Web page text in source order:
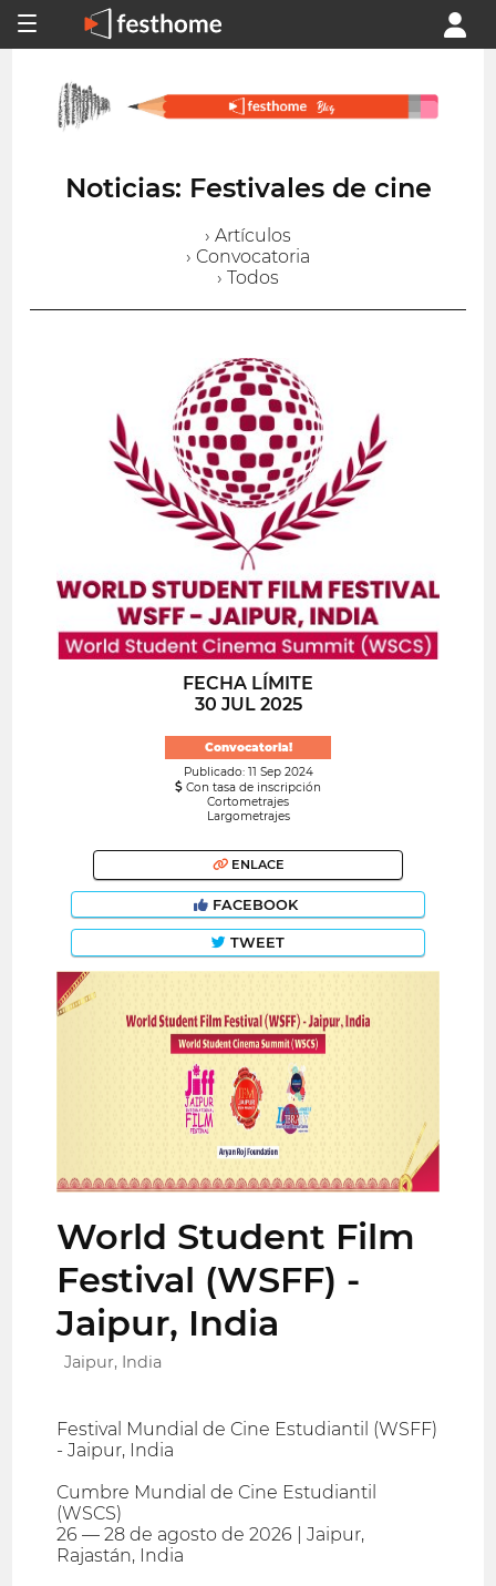
Noticias: Festivales de cine
› Artículos
› Convocatoria
› Todos
FECHA LÍMITE
30 JUL 2025
Convocatoria!
Publicado: 11 Sep 2024
Con tasa de inscripción
Cortometrajes
Largometrajes
ENLACE
FACEBOOK
TWEET
World Student Film
Festival (WSFF) -
Jaipur, India
Jaipur, India
Festival Mundial de Cine Estudiantil (WSFF)
- Jaipur, India
Cumbre Mundial de Cine Estudiantil
(WSCS)
26 — 28 de agosto de 2026 | Jaipur,
Rajastán, India